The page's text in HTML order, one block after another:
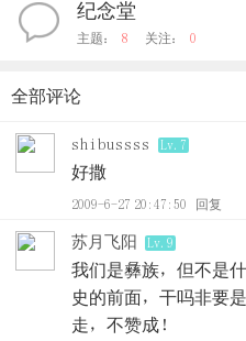
纪念堂
主题： 8 关注： 0
全部评论
shibussss Lv.7
好撒
2009-6-27 20:47:50 回复
苏月飞阳 Lv.9
我们是彝族，但不是
史的前面，干吗非要
走，不赞成！